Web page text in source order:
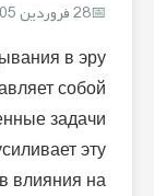
28 فروردین 1405
в эру
собой
задачи
эту
влияния на